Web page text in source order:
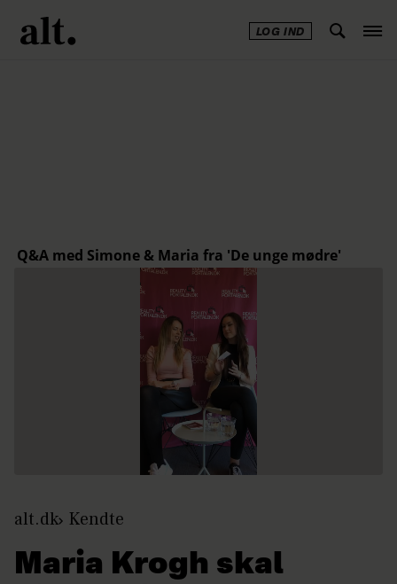
LOG IND
alt.dk Kendte
Maria Krogh skal